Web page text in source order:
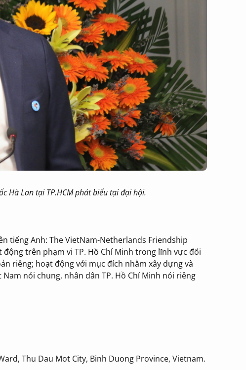
Hà Lan tại TP.HCM phát biểu tại đại hội.
tiếng Anh: The VietNam-Netherlands Friendship
trên phạm vi TP. Hồ Chí Minh trong lĩnh vực đối
riêng; hoạt động với mục đích nhằm xây dựng và
nói chung, nhân dân TP. Hồ Chí Minh nói riêng
Thu Dau Mot City, Binh Duong Province, Vietnam.